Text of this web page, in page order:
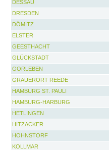
DESSAU
DRESDEN
DÖMITZ
ELSTER
GEESTHACHT
GLÜCKSTADT
GORLEBEN
GRAUERORT REEDE
HAMBURG ST. PAULI
HAMBURG-HARBURG
HETLINGEN
HITZACKER
HOHNSTORF
KOLLMAR